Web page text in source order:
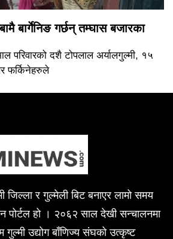
बार्गेनिङ गर्छन् तम्घास बजारका
परिवारको दशै टोपलाल अर्यालगुल्मी, १५
फर्किनेहरुले
जिल्ला र गुल्मेली बिट बनाएर लामो समय
पोर्टल हो । २०६२ साल देखी सन्चालनमा
उद्योग बाँणिज्य संघको उत्कृष्ट